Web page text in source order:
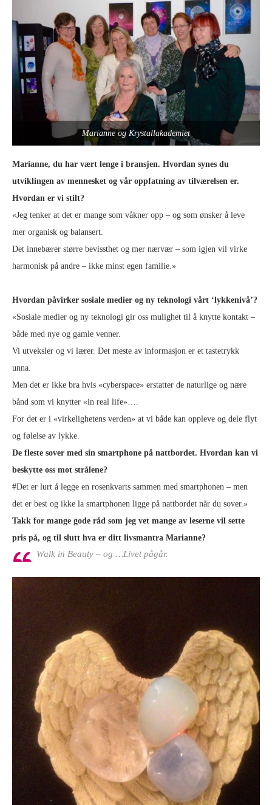
Marianne og Krystallakademiet
Marianne, du har vært lenge i bransjen. Hvordan synes du
utviklingen av mennesket og vår oppfatning av tilværelsen er.
Hvordan er vi stilt?
«Jeg tenker at det er mange som våkner opp – og som ønsker å leve
mer organisk og balansert.
Det innebærer større bevissthet og mer nærvær – som igjen vil virke
harmonisk på andre – ikke minst egen familie.»
Hvordan påvirker sosiale medier og ny teknologi vårt ‘lykkenivå’?
«Sosiale medier og ny teknologi gir oss mulighet til å knytte kontakt –
både med nye og gamle venner.
Vi utveksler og vi lærer. Det meste av informasjon er et tastetrykk
unna.
Men det er ikke bra hvis «cyberspace» erstatter de naturlige og nære
bånd som vi knytter «in real life»….
For det er i «virkelighetens verden» at vi både kan oppleve og dele flyt
og følelse av lykke.
De fleste sover med sin smartphone på nattbordet. Hvordan kan vi
beskytte oss mot strålene?
#Det er lurt å legge en rosenkvarts sammen med smartphonen – men
det er best og ikke la smartphonen ligge på nattbordet når du sover.»
Takk for mange gode råd som jeg vet mange av leserne vil sette
pris på, og til slutt hva er ditt livsmantra Marianne?
Walk in Beauty – og …Livet pågår.